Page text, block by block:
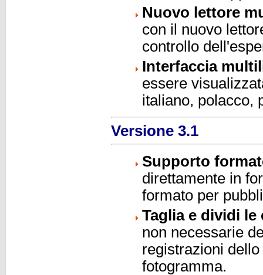
Nuovo lettore
con il nuovo
controllo
Interfaccia
essere
italiano, polacco,
Versione 3.1
Supporto
direttamente in
formato per
Taglia e dividi
non necessarie
registrazioni
fotogramma.